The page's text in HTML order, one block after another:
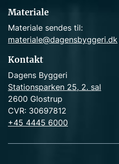
Materiale
Materiale sendes til:
materiale@dagensbyggeri.dk
Kontakt
Dagens Byggeri
Stationsparken 25, 2. sal
2600 Glostrup
CVR: 30697812
+45 4445 6000